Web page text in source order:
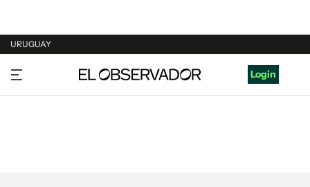
URUGUAY
URUGUAY
ARGENTINA
Login